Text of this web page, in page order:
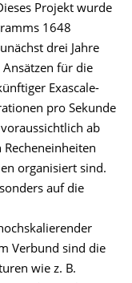
Projekt wurde
1648
drei Jahre
für die
Exascale-
pro Sekunde
ab
organisiert sind.
auf die
Verbund sind die
wie z. B.